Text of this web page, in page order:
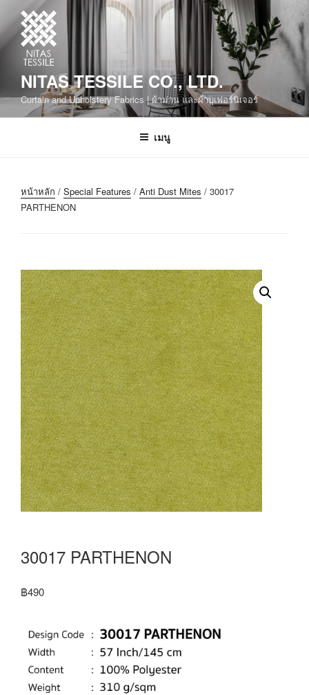
NITAS TESSILE CO., LTD.
Curtain and Upholstery Fabrics | ผ้าม่าน และผ้าบุเฟอร์นิเจอร์
เมนู
หน้าหลัก / Special Features / Anti Dust Mites / 30017
PARTHENON
30017 PARTHENON
฿490